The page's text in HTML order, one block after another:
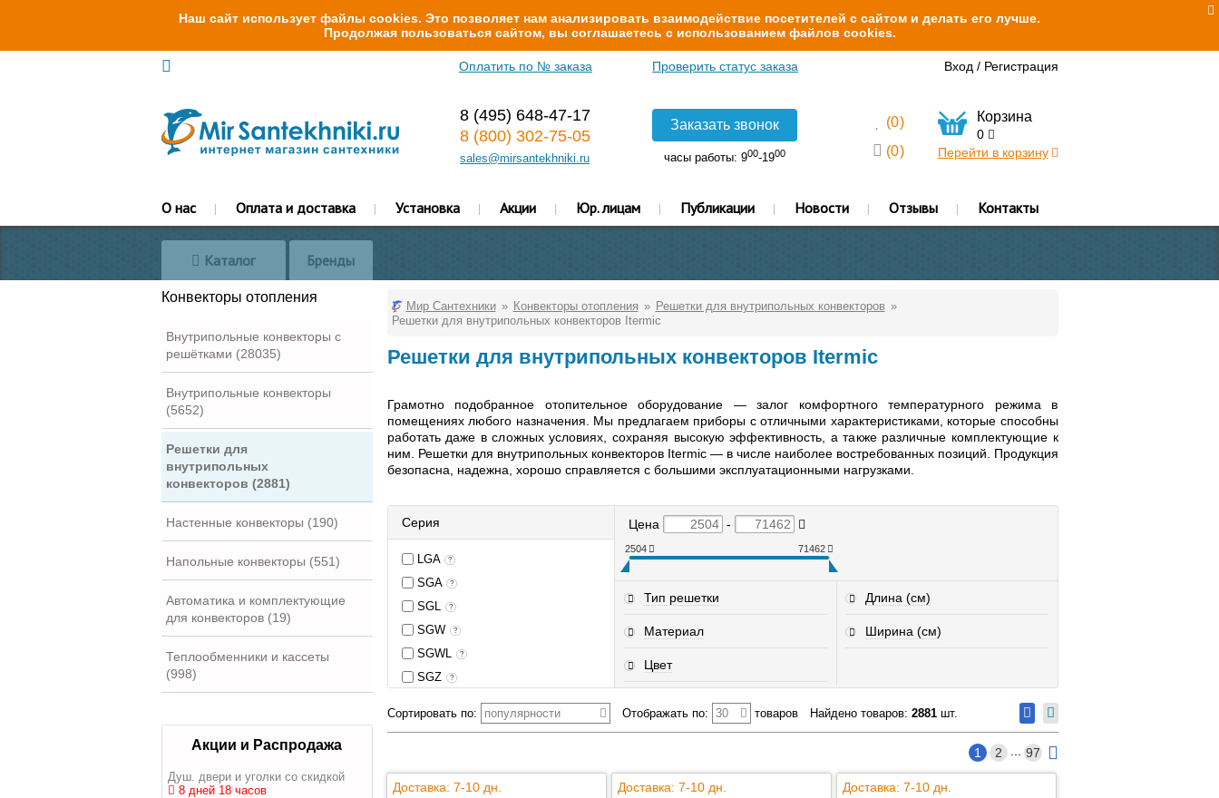
Наш сайт использует файлы cookies. Это позволяет нам анализировать взаимодействие посетителей с сайтом и делать его лучше.
Продолжая пользоваться сайтом, вы соглашаетесь с использованием файлов cookies.
Оплатить по № заказа Проверить статус заказа Вход / Регистрация
8 (495) 648-47-17
8 (800) 302-75-05
sales@mirsantekhniki.ru
Заказать звонок
часы работы: 900-1900
(0)
(0)
Корзина
0
Перейти в корзину
О нас Оплата и доставка Установка Акции Юр. лицам Публикации Новости Отзывы Контакты
Каталог Бренды
Конвекторы отопления
Внутрипольные конвекторы с
решётками (28035)
Внутрипольные конвекторы
(5652)
Решетки для
внутрипольных
конвекторов (2881)
Настенные конвекторы (190)
Напольные конвекторы (551)
Автоматика и комплектующие
для конвекторов (19)
Теплообменники и кассеты
(998)
Акции и Распродажа
Душ. двери и уголки со скидкой
8 дней 18 часов
Мир Сантехники Конвекторы отопления
Решетки для внутрипольных конвекторов
Решетки для внутрипольных конвекторов Itermic
Решетки для внутрипольных конвекторов Itermic
Грамотно подобранное отопительное оборудование — залог комфортного температурного режима в
помещениях любого назначения. Мы предлагаем приборы с отличными характеристиками, которые способны
работать даже в сложных условиях, сохраняя высокую эффективность, а также различные комплектующие к
ним. Решетки для внутрипольных конвекторов Itermic — в числе наиболее востребованных позиций. Продукция
безопасна, надежна, хорошо справляется с большими эксплуатационными нагрузками.
Серия
LGA ?
SGA ?
SGL ?
SGW ?
SGWL ?
SGZ ?
Цена -
2504 71462
Тип решетки
Материал
Цвет
Длина (см)
Ширина (см)
Сортировать по: популярности Отображать по: 30 товаров Найдено товаров: 2881шт.
1 2 97
Доставка: 7-10 дн. Доставка: 7-10 дн. Доставка: 7-10 дн.